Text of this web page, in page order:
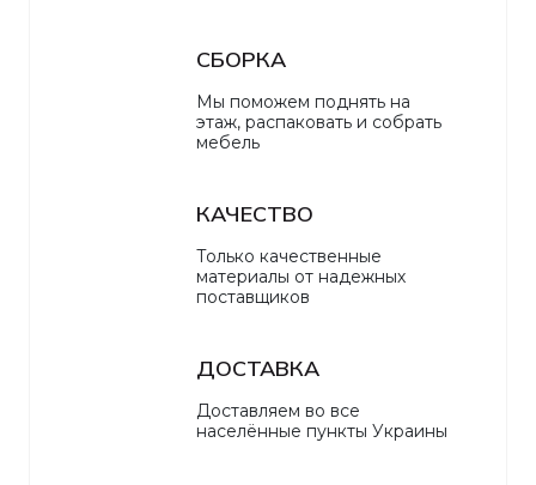
СБОРКА
Мы поможем поднять на
этаж, распаковать и собрать
мебель
КАЧЕСТВО
Только качественные
материалы от надежных
поставщиков
ДОСТАВКА
Доставляем во все
населённые пункты Украины